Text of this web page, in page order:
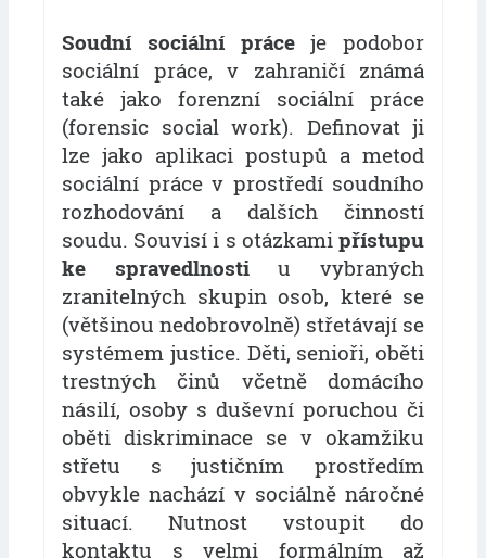
Soudní sociální práceje podobor
sociální práce, v zahraničí známá
také jako forenzní sociální práce
(forensic social work). Definovat ji
lze jako aplikaci postupů a metod
sociální práce v prostředí soudního
rozhodování a dalších činností
soudu. Souvisí i s otázkami přístupu
ke spravedlnostiu vybraných
zranitelných skupin osob, které se
(většinou nedobrovolně) střetávají se
systémem justice. Děti, senioři, oběti
trestných činů včetně domácího
násilí, osoby s duševní poruchou či
oběti diskriminace se v okamžiku
střetu s justičním prostředím
obvykle nachází v sociálně náročné
situací. Nutnost vstoupit do
kontaktu s velmi formálním až